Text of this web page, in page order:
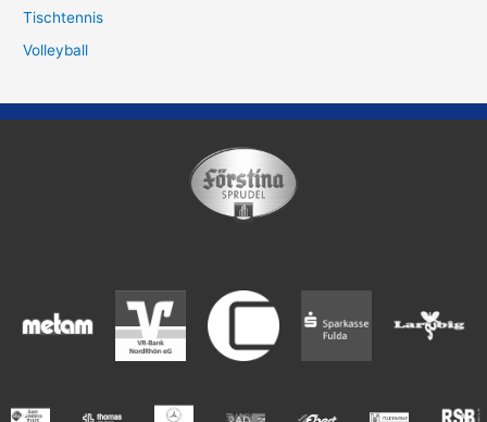
Tischtennis
Volleyball